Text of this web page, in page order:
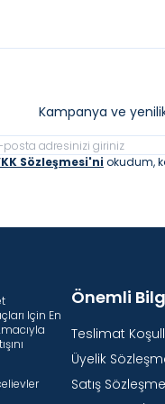
Kampanya ve
Sözleşmesi'ni okudum,
Için En
Önemli
Teslimat
Üyelik
Satış